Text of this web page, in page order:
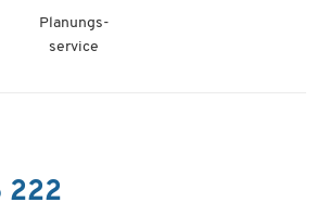
Planungs-
service
222